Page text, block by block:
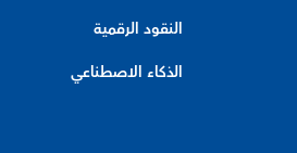
النقود الرقمية
الذكاء الاصطناعي